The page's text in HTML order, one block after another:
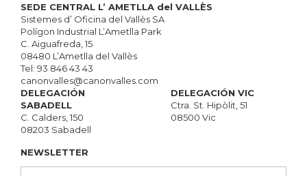
SEDE CENTRAL L’ AMETLLA del VALLÈS
Sistemes d’ Oficina del Vallès SA
Polígon Industrial L’Ametlla Park
C. Aiguafreda, 15
08480 L’Ametlla del Vallès
Tel: 93 846 43 43
canonvalles@canonvalles.com
DELEGACIÓN
SABADELL
C. Calders, 150
08203 Sabadell
DELEGACIÓN VIC
Ctra. St. Hipòlit, 51
08500 Vic
NEWSLETTER